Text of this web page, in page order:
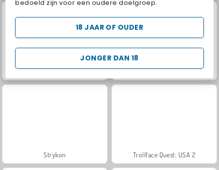
bedoeld zijn voor een oudere doelgroep.
JONGER DAN 18
18 JAAR OF OUDER
Juice Merge Scala 40
Strykon Trollface Quest: USA 2